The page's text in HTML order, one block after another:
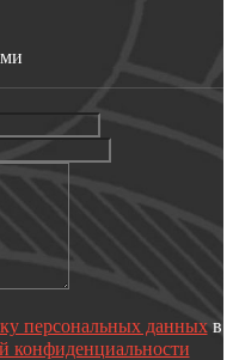
персональных данныхв
конфиденциальности